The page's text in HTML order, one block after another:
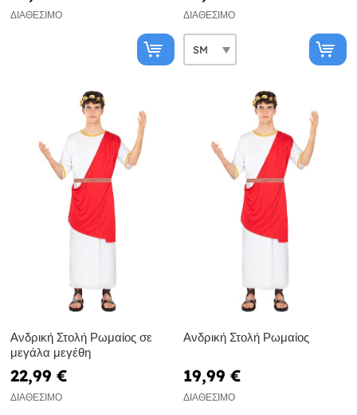
ΔΙΑΘΈΣΙΜΟ ΔΙΑΘΈΣΙΜΟ
Ανδρική Στολή Ρωμαίος σε
μεγάλα μεγέθη
22,99 €
ΔΙΑΘΈΣΙΜΟ
Ανδρική Στολή Ρωμαίος
19,99 €
ΔΙΑΘΈΣΙΜΟ